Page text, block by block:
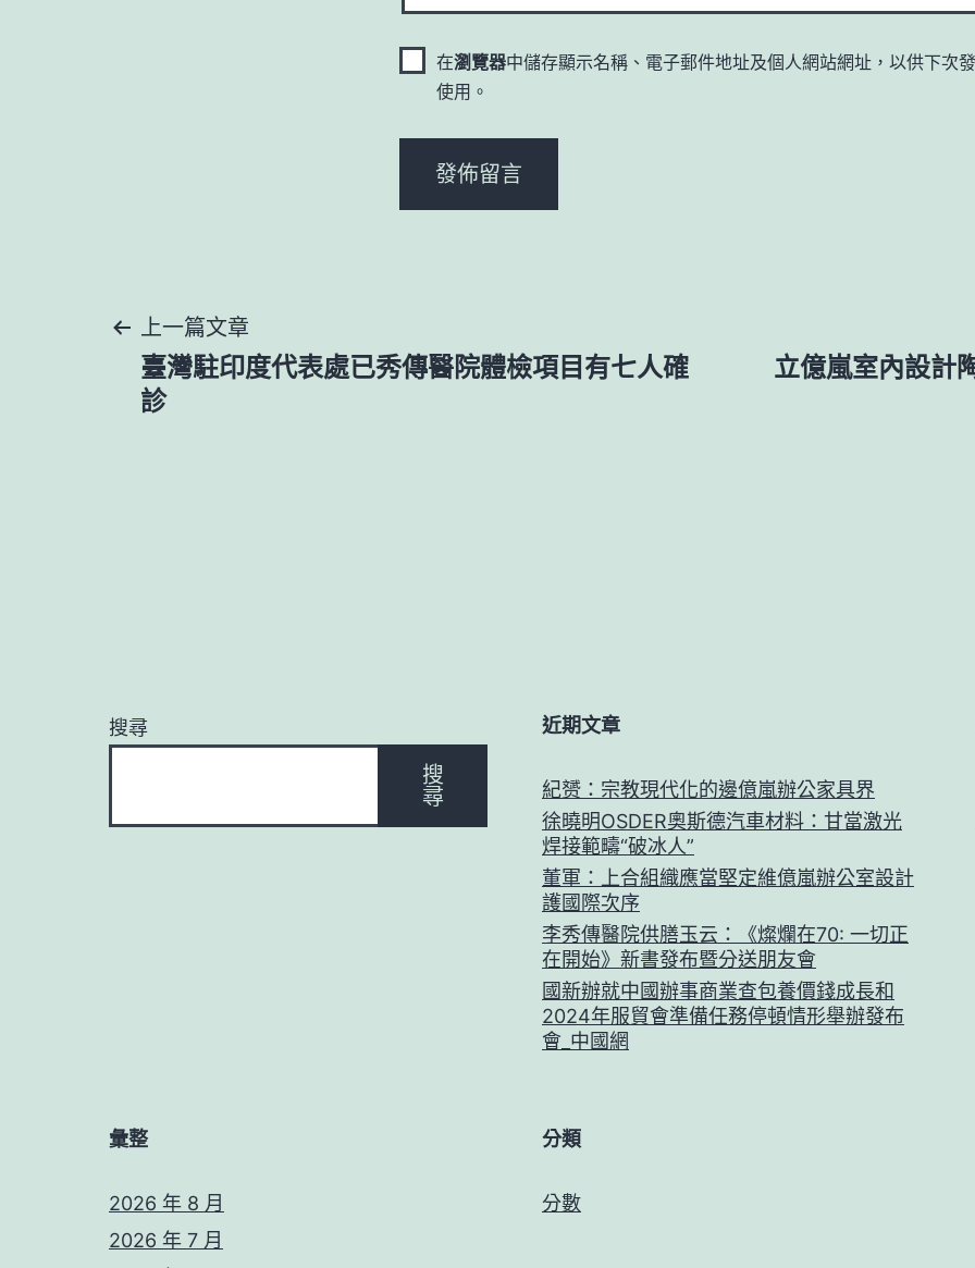
在瀏覽器中儲存顯示名稱、電子郵件地址及個人網站網址，以供下次
使用。
文
章
上一篇文章
臺灣駐印度代表處已秀傳醫院體檢項目有七人確
診
立億嵐室內設計
搜尋
搜
尋
近期文章
紀赟：宗教現代化的邊億嵐辦公家具界
徐曉明OSDER奧斯德汽車材料：甘當激光
焊接範疇“破冰人”
董軍：上合組織應當堅定維億嵐辦公室設計
護國際次序
李秀傳醫院供膳玉云：《燦爛在70: 一切正
在開始》新書發布暨分送朋友會
國新辦就中國辦事商業查包養價錢成長和
2024年服貿會準備任務停頓情形舉辦發布
會_中國網
彙整
2026 年 8 月
2026 年 7 月
分類
分數